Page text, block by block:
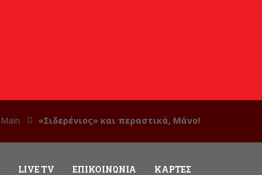
LIVE TV ΕΠΙΚΟΙΝΩΝΊΑ ΚΆΡΤΕΣ
Main «Σιδερένιος» και περαστικά, Μάνο!